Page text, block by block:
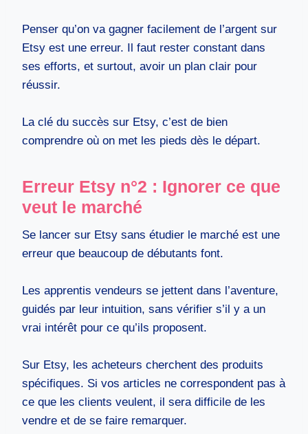
Penser qu’on va gagner facilement de l’argent sur
Etsy est une erreur. Il faut rester constant dans
ses efforts, et surtout, avoir un plan clair pour
réussir.
La clé du succès sur Etsy, c’est de bien
comprendre où on met les pieds dès le départ.
Erreur Etsy n°2 : Ignorer ce que
veut le marché
Se lancer sur Etsy sans étudier le marché est une
erreur que beaucoup de débutants font.
Les apprentis vendeurs se jettent dans l’aventure,
guidés par leur intuition, sans vérifier s’il y a un
vrai intérêt pour ce qu’ils proposent.
Sur Etsy, les acheteurs cherchent des produits
spécifiques. Si vos articles ne correspondent pas à
ce que les clients veulent, il sera difficile de les
vendre et de se faire remarquer.